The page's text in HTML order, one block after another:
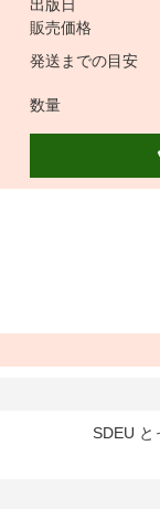
出版日
販売価格
発送までの目安
数量
SDEU と